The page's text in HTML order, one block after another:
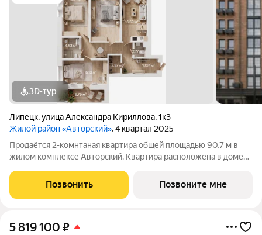
3D-тур
Липецк,улица Александра Кириллова,1к3
Жилой район «Авторский», 4 квартал 2025
Продаётся 2-комнтаная квартира общей площадью 90,7 м в
жилом комплексе Авторский. Квартира расположена в доме
вид на город! 35,15 В квартире 2 жилые комнаты: 19,21 и 15,94
м. Просторная
Позвонить Позвоните мне
5 819 100 ₽